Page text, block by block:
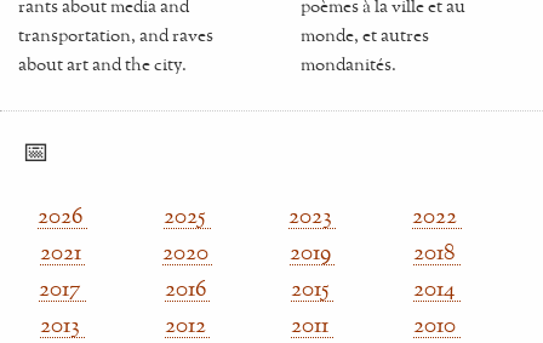
rants about media and
transportation, and raves
about art and the city.
poèmes à la ville et au
monde, et autres
mondanités.
📅
2026 2025 2023
2022
2021
2020 2019
2018
2017
2016 2015
2014
2013
2012 2011
2010